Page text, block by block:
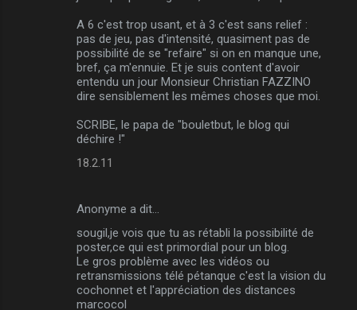
A 6 c'est trop usant, et à 3 c'est sans relief :
pas de jeu, pas d'intensité, quasiment pas de
possibilité de se "refaire" si on en manque une,
bref, ça m'ennuie. Et je suis content d'avoir
entendu un jour Monsieur Christian FAZZINO
dire sensiblement les mêmes choses que moi.
SCRIBE, le papa de "bouletbut, le blog qui
déchire !"
18.2.11
Anonyme a dit…
sougil,je vois que tu as rétabli la possibilité de
poster,ce qui est primordial pour un blog.
Le gros problème avec les vidéos ou
retransmissions télé pétanque c'est la vision du
cochonnet et l'appréciation des distances
marcocol